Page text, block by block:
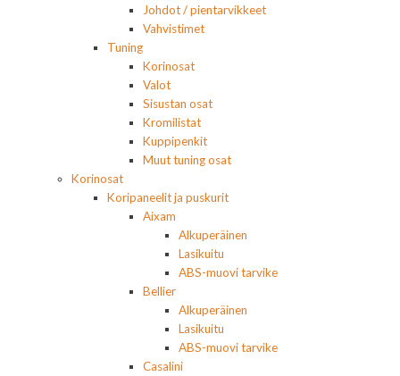
Johdot / pientarvikkeet
Vahvistimet
Tuning
Korinosat
Valot
Sisustan osat
Kromilistat
Kuppipenkit
Muut tuning osat
Korinosat
Koripaneelit ja puskurit
Aixam
Alkuperäinen
Lasikuitu
ABS-muovi tarvike
Bellier
Alkuperäinen
Lasikuitu
ABS-muovi tarvike
Casalini